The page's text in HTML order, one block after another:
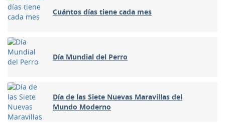
Cuántos días tiene cada mes
Día Mundial del Perro
Día de las Siete Nuevas Maravillas del
Mundo Moderno